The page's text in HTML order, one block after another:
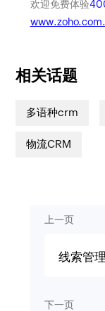
欢迎免费体验
相关话题
多语种crm
物流CRM
上一页
线索管
下一页